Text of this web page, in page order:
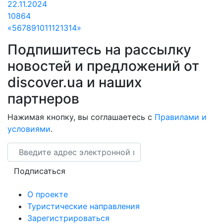
22.11.2024
10864
«567891011121314»
Подпишитесь на рассылку
новостей и предложений от
discover.ua и наших
партнеров
Нажимая кнопку, вы соглашаетесь с Правилами и
условиями.
Email
Подписаться
О проекте
Туристические направления
Зарегистрироваться